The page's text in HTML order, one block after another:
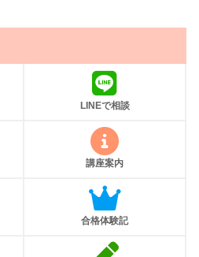
LINEで相談
講座案内
合格体験記